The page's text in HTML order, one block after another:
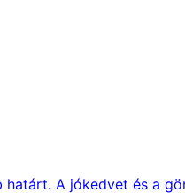
A jókedvet és a